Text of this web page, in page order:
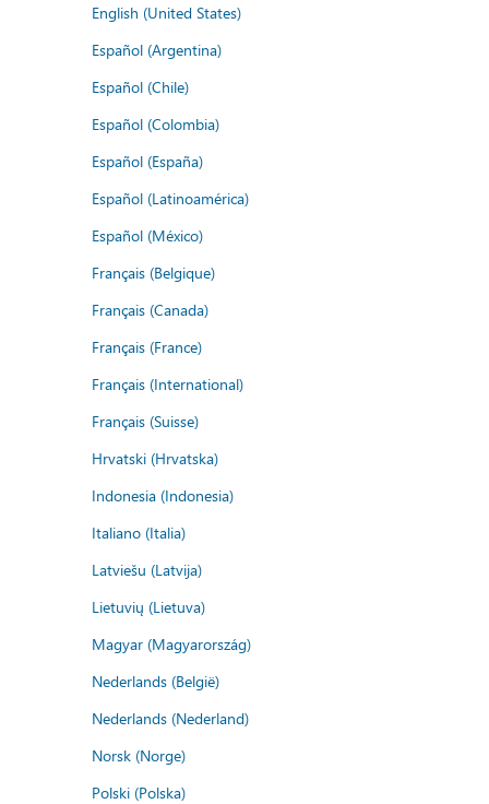
English (United States)
Español (Argentina)
Español (Chile)
Español (Colombia)
Español (España)
Español (Latinoamérica)
Español (México)
Français (Belgique)
Français (Canada)
Français (France)
Français (International)
Français (Suisse)
Hrvatski (Hrvatska)
Indonesia (Indonesia)
Italiano (Italia)
Latviešu (Latvija)
Lietuvių (Lietuva)
Magyar (Magyarország)
Nederlands (België)
Nederlands (Nederland)
Norsk (Norge)
Polski (Polska)